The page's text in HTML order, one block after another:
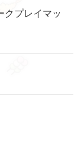
クプレイマッ